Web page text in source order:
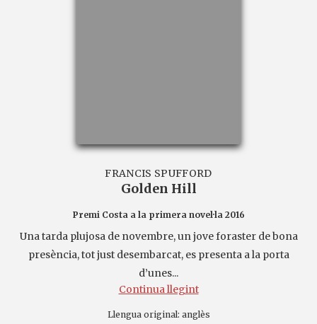
FRANCIS SPUFFORD
Golden Hill
Premi Costa a la primera novel·la 2016
Una tarda plujosa de novembre, un jove foraster de bona
presència, tot just desembarcat, es presenta a la porta
d’unes...
Continua llegint
Llengua original: anglès